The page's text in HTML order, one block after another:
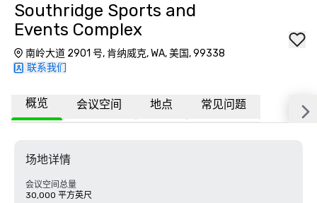
Southridge Sports and
Events Complex
南岭大道 2901 号, 肯纳威克, WA, 美国, 99338
联系我们
概览 会议空间 地点 常见问题
场地详情
会议空间总量
30,000 平方英尺